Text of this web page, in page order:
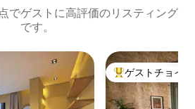
でゲストに高評価のリスティング
です。
スです。 大好評のゲスト
ゲストチョイス